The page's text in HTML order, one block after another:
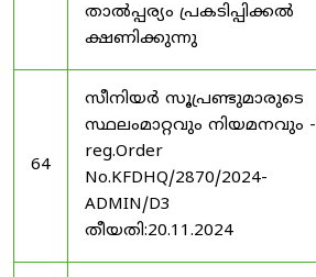
താൽപ്പര്യം പ്രകടിപ്പിക്കൽ
ക്ഷണിക്കുന്നു
64
സീനിയർ സൂപ്രണ്ടുമാരുടെ
സ്ഥലംമാറ്റവും നിയമനവും -
reg.Order
No.KFDHQ/2870/2024-
ADMIN/D3
തീയതി:20.11.2024